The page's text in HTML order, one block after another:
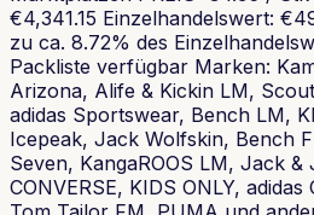
€4,341.15 Einzelhandelswert:
zu ca. 8.72% des
Packliste verfügbar Marken:
Arizona, Alife & Kickin LM,
adidas Sportswear, Bench LM,
Icepeak, Jack Wolfskin, Bench
Seven, KangaROOS LM, Jack
CONVERSE, KIDS ONLY,